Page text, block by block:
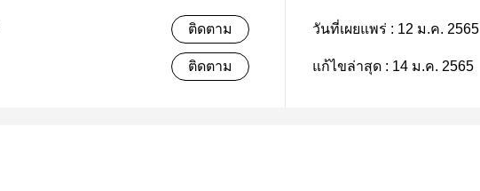
ติดตาม
ติดตาม
วันที่เผยแพร่ : 12 ม.ค. 2565
แก้ไขล่าสุด : 14 ม.ค. 2565